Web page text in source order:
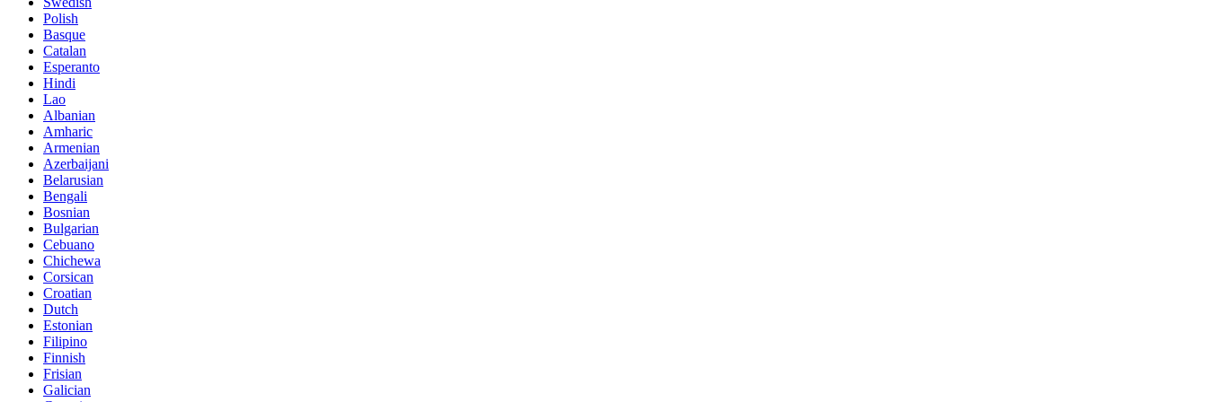
Polish
Basque
Catalan
Esperanto
Hindi
Lao
Albanian
Amharic
Armenian
Azerbaijani
Belarusian
Bengali
Bosnian
Bulgarian
Cebuano
Chichewa
Corsican
Croatian
Dutch
Estonian
Filipino
Finnish
Frisian
Galician